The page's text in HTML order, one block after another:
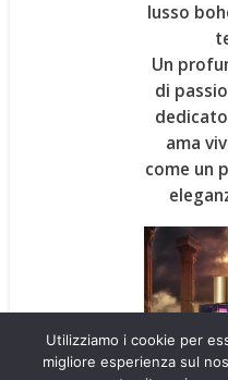
lusso
Un
di
dedicato
ama
come un
Utilizziamo i cookie per
migliore esperienza sul